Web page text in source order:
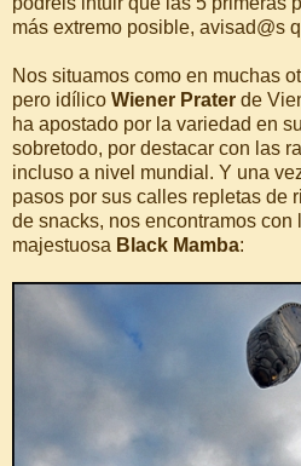
más extremo posible, avisad@s
Nos situamos como en muchas
pero idílico Wiener Prater de
ha apostado por la variedad en
sobretodo, por destacar con las
incluso a nivel mundial. Y una
pasos por sus calles repletas de
de snacks, nos encontramos con
majestuosa Black Mamba: